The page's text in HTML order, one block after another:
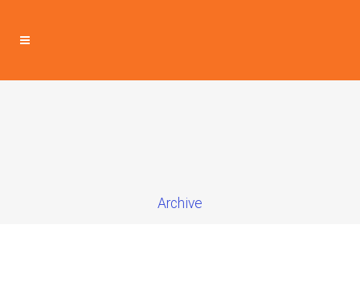
Archive